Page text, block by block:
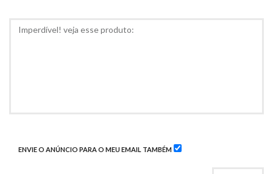
ENVIE O ANÚNCIO PARA O MEU EMAIL TAMBÉM